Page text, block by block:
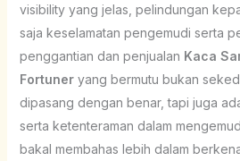
visibility yang jelas, pelindungan
saja keselamatan pengemudi serta
penggantian dan penjualan Kaca
Fortuneryang bermutu bukan
dipasang dengan benar, tapi juga
serta ketenteraman dalam
bakal membahas lebih dalam